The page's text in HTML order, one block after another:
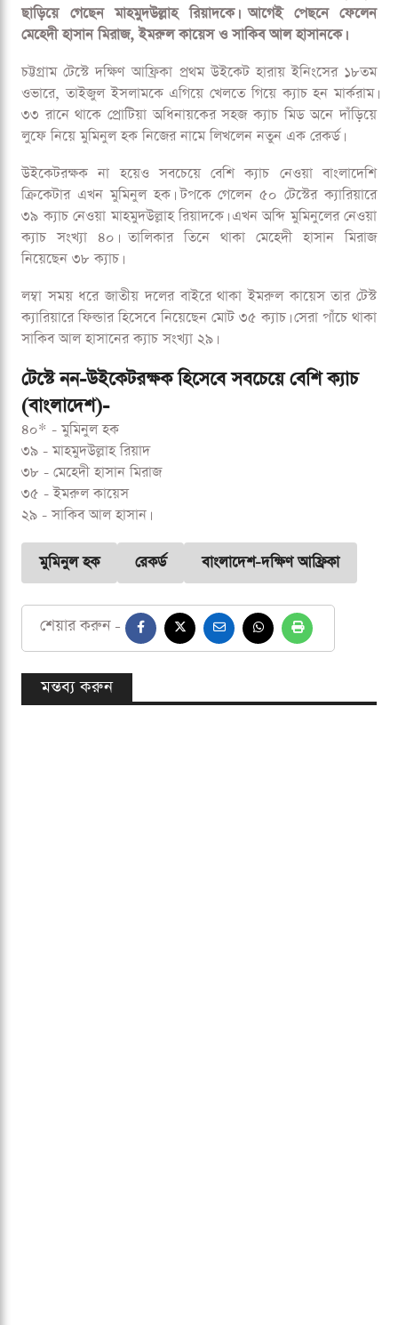
রিয়াদকে টপকে সবার উপরে মুমিনুল হক
গুগল নিউজে ক্রিকেট৯৭ এর খবর পড়তেফলোকরুন
বাংলাদেশের সবচেয়ে বেশি ক্যাচ নেওয়া ক্রিকেটার এখন মুমিনুল।
ছাড়িয়ে গেছেন মাহমুদউল্লাহ রিয়াদকে। আগেই পেছনে ফেলেন
মেহেদী হাসান মিরাজ, ইমরুল কায়েস ও সাকিব আল হাসানকে।
চট্টগ্রাম টেস্টে দক্ষিণ আফ্রিকা প্রথম উইকেট হারায় ইনিংসের ১৮তম
৩৩ রানে থাকে প্রোটিয়া অধিনায়কের সহজ ক্যাচ মিড অনে দাঁড়িয়ে
লুফে নিয়ে মুমিনুল হক নিজের নামে লিখলেন নতুন এক রেকর্ড।
ক্রিকেটার এখন মুমিনুল হক। টপকে গেলেন ৫০ টেস্টের ক্যারিয়ারে
৩৯ ক্যাচ নেওয়া মাহমুদউল্লাহ রিয়াদকে। এখন অব্দি মুমিনুলের নেওয়া
ক্যাচ সংখ্যা ৪০। তালিকার তিনে থাকা মেহেদী হাসান মিরাজ
নিয়েছেন ৩৮ ক্যাচ।
লম্বা সময় ধরে জাতীয় দলের বাইরে থাকা ইমরুল কায়েস তার টেস্ট
ক্যারিয়ারে ফিল্ডার হিসেবে নিয়েছেন মোট ৩৫ ক্যাচ। সেরা পাঁচে থাকা
সাকিব আল হাসানের ক্যাচ সংখ্যা ২৯।
টেস্টে নন-উইকেটরক্ষক হিসেবে সবচেয়ে বেশি ক্যাচ
(বাংলাদেশ)-
৪০* - মুমিনুল হক
৩৯ - মাহমুদউল্লাহ রিয়াদ
৩৮ - মেহেদী হাসান মিরাজ
৩৫ - ইমরুল কায়েস
২৯ - সাকিব আল হাসান।